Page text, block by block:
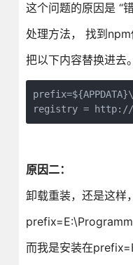
这个问题的原因是 “
处理方法， 找到
把以下内容替换进去。
registry = http://
原因二：
卸载重装，还是这样
而我是安装在